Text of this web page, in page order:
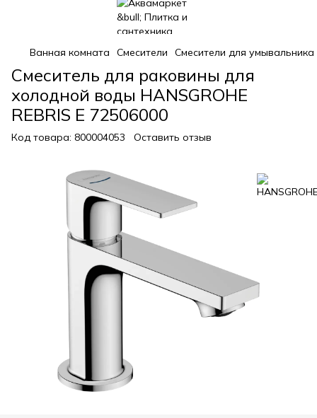
Ванная комната Смесители Смесители для умывальника
Смеситель для раковины для
холодной воды HANSGROHE
REBRIS E 72506000
Код товара: 800004053 Оставить отзыв